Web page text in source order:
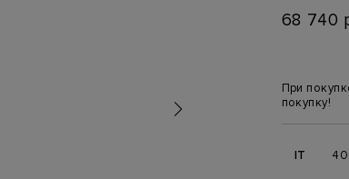
68 740
При
покупку!
IT